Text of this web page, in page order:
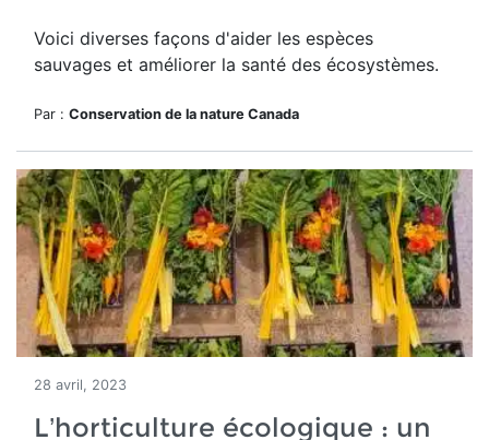
Voici diverses façons d'aider les espèces
sauvages et améliorer la santé des écosystèmes.
Par : Conservation de la nature Canada
28 avril, 2023
L’horticulture écologique : un